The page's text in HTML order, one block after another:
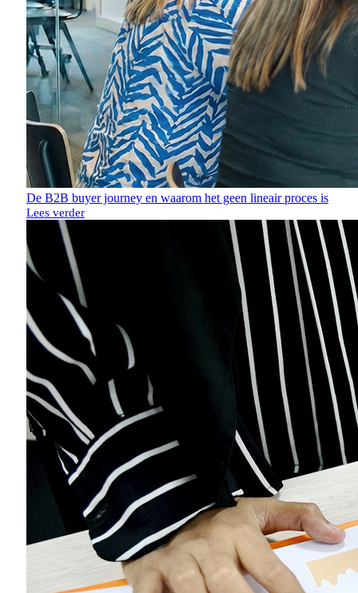
De B2B buyer journey en waarom het geen lineair proces is
Lees verder